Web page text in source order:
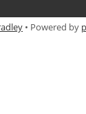
• Powered by